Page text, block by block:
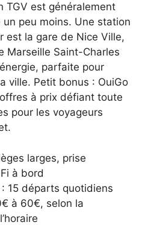
TGV est généralement
un peu moins. Une station
est la gare de Nice Ville,
Marseille Saint-Charles
parfaite pour
ville. Petit bonus : OuiGo
à prix défiant toute
pour les voyageurs
larges, prise
à bord
: 15 départs quotidiens
à 60€, selon la